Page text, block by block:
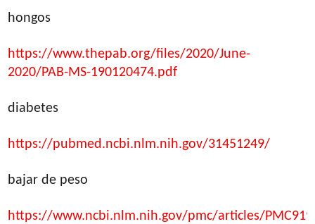
hongos
https://www.thepab.org/files/2020/June-
2020/PAB-MS-190120474.pdf
diabetes
https://pubmed.ncbi.nlm.nih.gov/31451249/
bajar de peso
https://www.ncbi.nlm.nih.gov/pmc/articles/